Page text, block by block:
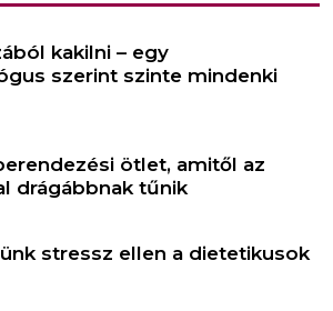
kakilni – egy
szerint szinte mindenki
ötlet, amitől az
drágábbnak tűnik
stressz ellen a dietetikusok